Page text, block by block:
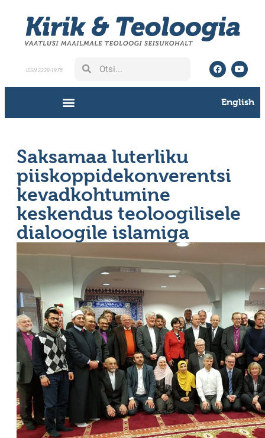
ISSN 2228-1975
English
Saksamaa luterliku
piiskoppidekonverentsi
kevadkohtumine
keskendus teoloogilisele
dialoogile islamiga